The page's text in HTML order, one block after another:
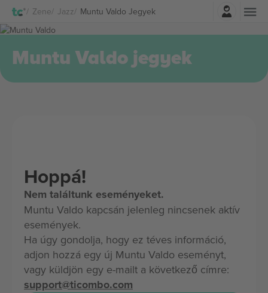
Zene Jazz Muntu Valdo JegyekBelépés
Muntu Valdo jegyek
Hoppá!
Nem találtunk eseményeket.
Muntu Valdo kapcsán jelenleg nincsenek aktív
események.
Ha úgy gondolja, hogy ez téves információ,
adjon hozzá egy új Muntu Valdo eseményt,
vagy küldjön egy e-mailt a következő címre:
support@ticombo.com